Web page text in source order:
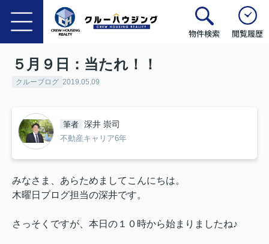
物件検索 閲覧履歴
５月９日：当たれ！！
クルーブログ 2019.05.09
筆者 深井 崇司
不動産キャリア6年
みなさま、あらためましてこんにちは。
木曜日ブログ担当の深井です。
さっそくですが、本日の１０時から始まりましたね♪